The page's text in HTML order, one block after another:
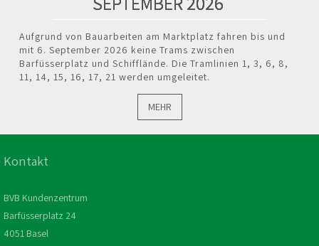
Aufgrund von Bauarbeiten am Marktplatz fahren bis und
mit 6. September 2026 keine Trams zwischen
Barfüsserplatz und Schifflände. Die Tramlinien 1, 3, 6, 8,
11, 14, 15, 16, 17, 21 werden umgeleitet.
MEHR
Kontakt
BVB Kundenzentrum
Barfüsserplatz 24
4051 Basel